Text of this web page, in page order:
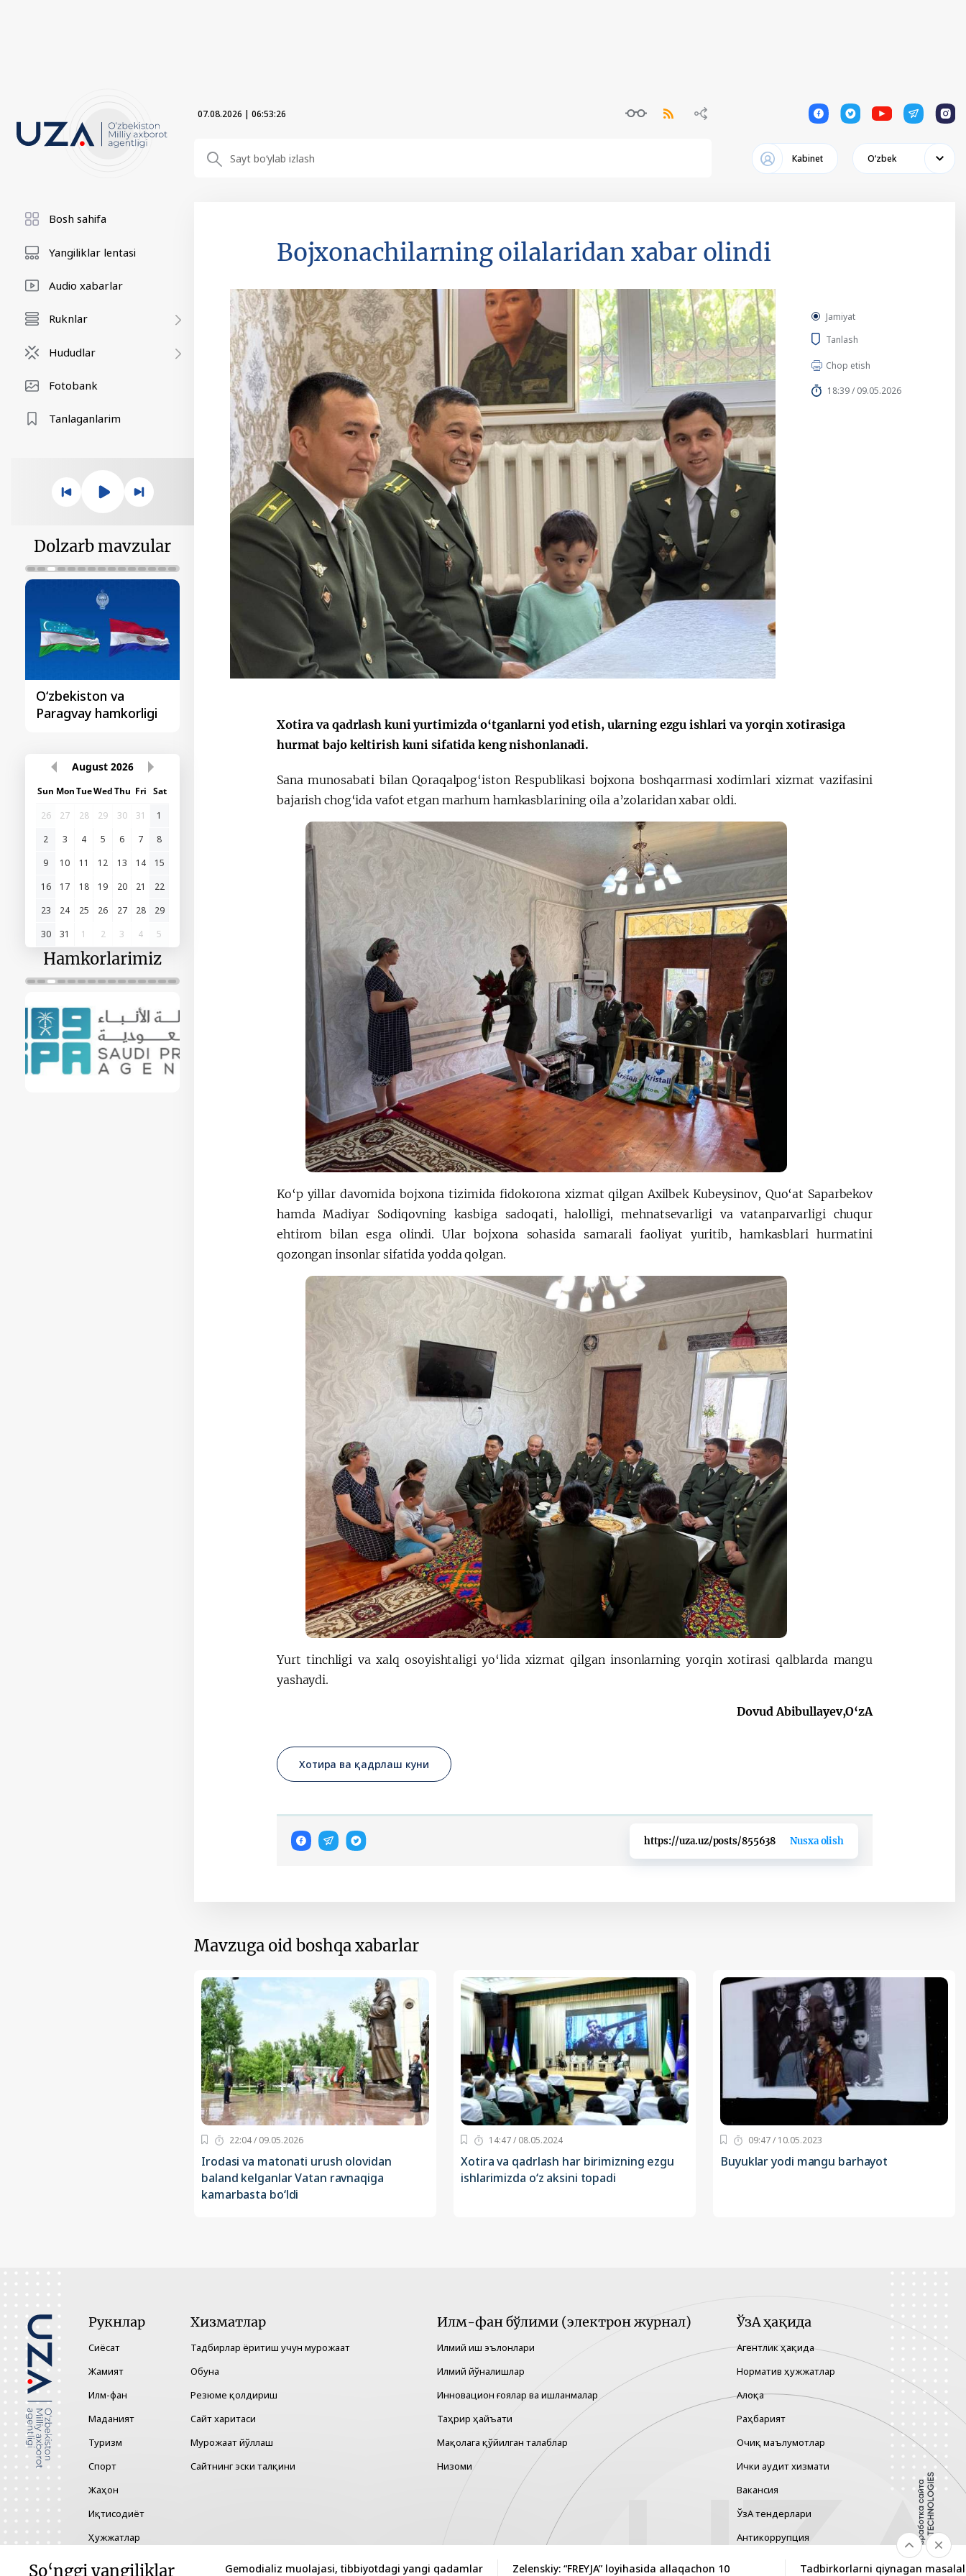
07.08.2026 | 06:53:27 1 1 1 1 1
Кabinet Oʻzbek
Bosh sahifa
Yangiliklar lentasi
Audio xabarlar
Ruknlar
Hududlar
Fotobank
Tanlaganlarim
Dolzarb mavzular
O‘zbekiston va
Paragvay hamkorligi
August 2026
Sun MonTueWedThu Fri Sat
26
27 28 29 30 31
1
2
3 4 5 6 7
8
9
10 11 12 13 14
15
16
17 18 19 20 21
22
23
24 25 26 27 28
29
30
31 1 2 3 4 5
Hamkorlarimiz
Bojxonachilarning oilalaridan xabar olindi
Jamiyat
Tanlash
Chop etish
18:39 / 09.05.2026
Xotira va qadrlash kuni yurtimizda o‘tganlarni yod etish, ularning ezgu ishlari va yorqin xotirasiga
hurmat bajo keltirish kuni sifatida keng nishonlanadi.
Sana munosabati bilan Qoraqalpog‘iston Respublikasi bojxona boshqarmasi xodimlari xizmat vazifasini
bajarish chog‘ida vafot etgan marhum hamkasblarining oila a’zolaridan xabar oldi.
Ko‘p yillar davomida bojxona tizimida fidokorona xizmat qilgan Axilbek Kubeysinov, Quo‘at Saparbekov
hamda Madiyar Sodiqovning kasbiga sadoqati, halolligi, mehnatsevarligi va vatanparvarligi chuqur
ehtirom bilan esga olindi. Ular bojxona sohasida samarali faoliyat yuritib, hamkasblari hurmatini
qozongan insonlar sifatida yodda qolgan.
Yurt tinchligi va xalq osoyishtaligi yo‘lida xizmat qilgan insonlarning yorqin xotirasi qalblarda mangu
yashaydi.
Dovud Abibullayev,O‘zA
Хотира ва қадрлаш куни
https://uza.uz/posts/855638 Nusxa olish
Mavzuga oid boshqa xabarlar
22:04 / 09.05.2026
Irodasi va matonati urush olovidan
baland kelganlar Vatan ravnaqiga
kamarbasta bo‘ldi
14:47 / 08.05.2024
Xotira va qadrlash har birimizning ezgu
ishlarimizda oʻz aksini topadi
09:47 / 10.05.2023
Buyuklar yodi mangu barhayot
So‘nggi yangiliklar Gemodializ muolajasi, tibbiyotdagi yangi qadamlar Zelenskiy: “FREYJA” loyihasida allaqachon 10 Tadbirkorlarni qiynagan
Рукнлар
Сиёсат
Жамият
Илм-фан
Маданият
Туризм
Спорт
Жаҳон
Иқтисодиёт
Ҳужжатлар
Технология
Хизматлар
Тадбирлар ёритиш учун мурожаат
Обуна
Резюме қолдириш
Сайт харитаси
Мурожаат йўллаш
Сайтнинг эски талқини
Илм-фан бўлими (электрон журнал)
Илмий иш эълонлари
Илмий йўналишлар
Инновацион ғоялар ва ишланмалар
Таҳрир ҳайъати
Мақолага қўйилган талаблар
Низоми
ЎзА ҳақида
Агентлик ҳақида
Норматив ҳужжатлар
Алоқа
Раҳбарият
Очиқ маълумотлар
Ички аудит хизмати
Вакансия
ЎзА тендерлари
Антикоррупция
Гендер тенглик